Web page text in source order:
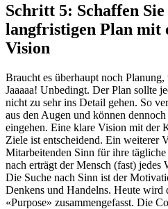
Schritt 5: Schaffen
langfristigen Plan mit
Vision
Braucht es überhaupt noch
Jaaaaa! Unbedingt. Der Plan sollte
nicht zu sehr ins Detail gehen. So
aus den Augen und können
eingehen. Eine klare Vision mit der
Ziele ist entscheidend. Ein weiterer
Mitarbeitenden Sinn für ihre
nach erträgt der Mensch (fast)
Die Suche nach Sinn ist der
Denkens und Handelns. Heute wird
«Purpose» zusammengefasst. Die